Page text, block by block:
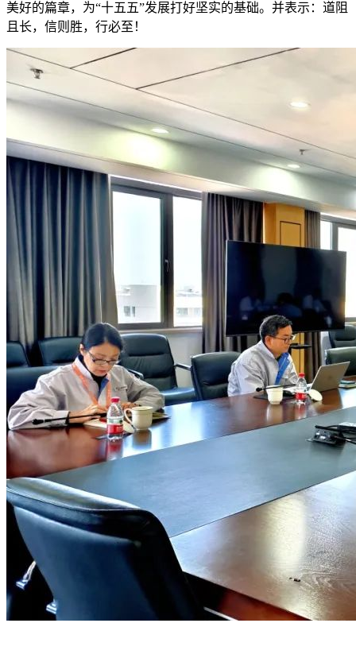
美好的篇章，为“十五五”发展打好坚实的基础。并表示：道阻
且长，信则胜，行必至！